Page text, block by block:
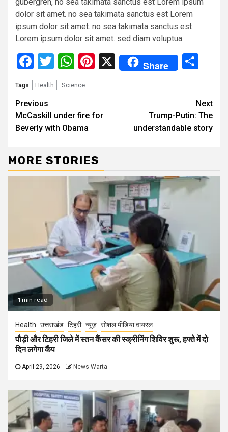
dolor sit amet. no sea takimata sanctus est Lorem
ipsum dolor sit amet. no sea takimata sanctus est
Lorem ipsum dolor sit amet. sed diam voluptua.
Facebook
Twitter
WhatsApp
Pinterest
X Share
Tags: Health Science
Continue
Reading
Previous
McCaskill under fire for
Beverly with Obama
Next
Trump-Putin: The
understandable story
MORE STORIES
1 min read
Health उत्तराखंड टिहरी न्यूज़ सोशल मीडिया वायरल
पौड़ी और टिहरी जिले में स्तन कैंसर की स्क्रीनिंग शिविर शुरू, हफ्ते में दो
दिन लगेगा कैंप
April 29, 2026 News Warta